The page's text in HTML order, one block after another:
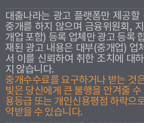
대출나라는 광고 플랫폼만 제공
중개를 하지 않으며 금융위원회,
개업 포함) 등록 업체만 광고 등록
재된 광고 내용은 대부(중개업) 업
서 이를 신뢰하여 취한 조치에 대
지 않습니다.
중개수수료를 요구하거나 받는 것
빛은 당신에게 큰 불행을 안겨줄
용등급 또는 개인신용평점 하락으
약받을 수 있습니다.